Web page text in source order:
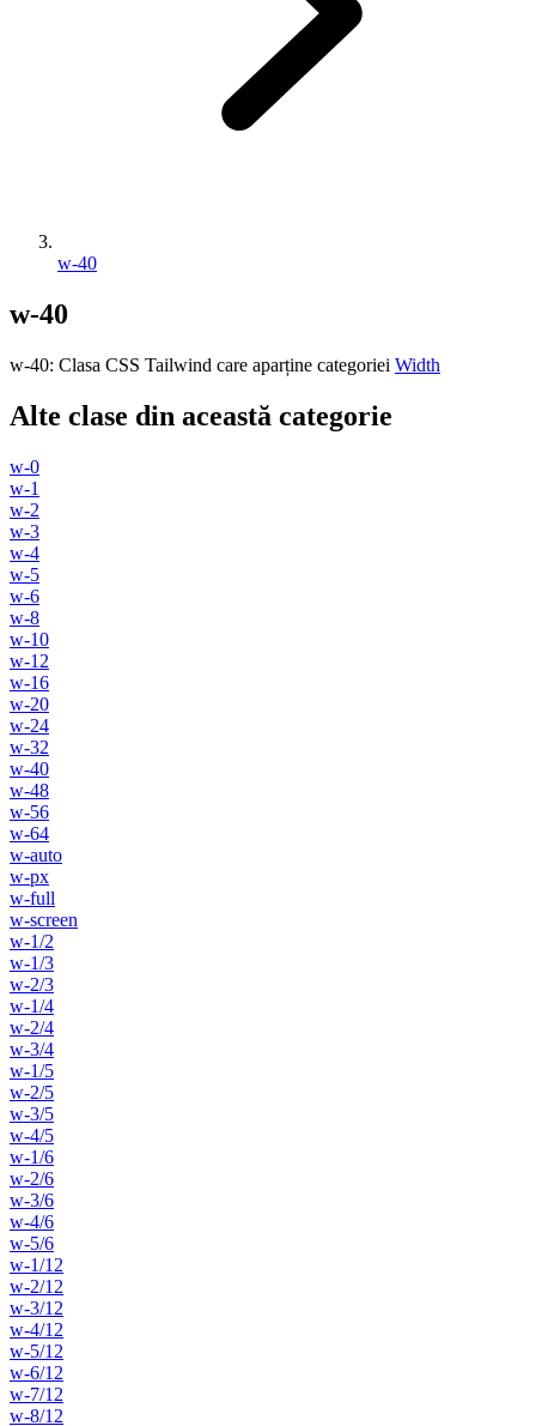
w-40
w-40
w-40: Clasa CSS Tailwind care aparține categoriei Width
Alte clase din această categorie
w-0
w-1
w-2
w-3
w-4
w-5
w-6
w-8
w-10
w-12
w-16
w-20
w-24
w-32
w-40
w-48
w-56
w-64
w-auto
w-px
w-full
w-screen
w-1/2
w-1/3
w-2/3
w-1/4
w-2/4
w-3/4
w-1/5
w-2/5
w-3/5
w-4/5
w-1/6
w-2/6
w-3/6
w-4/6
w-5/6
w-1/12
w-2/12
w-3/12
w-4/12
w-5/12
w-6/12
w-7/12
w-8/12